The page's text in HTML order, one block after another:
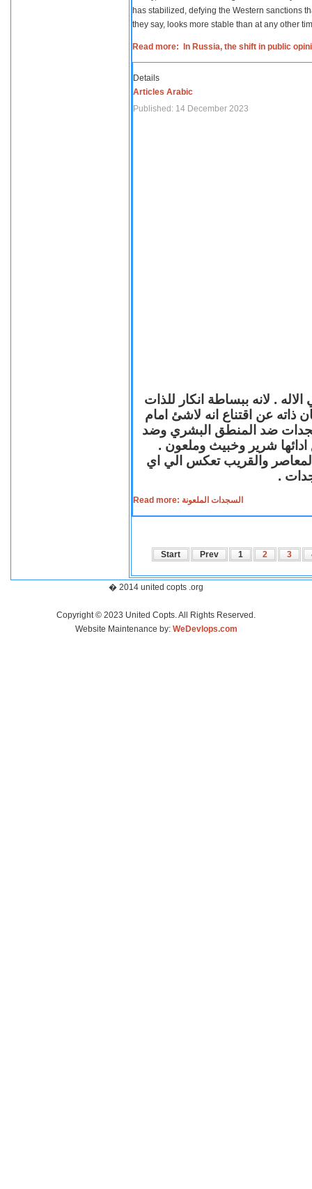
has stabilized, defying the Western sanctions
they say, looks more stable than at any other
Read more: In Russia, the shift in public
Details
Articles Arabic
Published: 14 December 2023
. لانه ببساطة انكار للذات
ذاته عن اقتناع انه لاشئ امام
ضد المنطق البشري وضد
ادائها شرير وخبيث وملعون .
المعاصر والقريب تعكس الي اي
.
Read more: السجدات الملعونة
Start Prev 1 2 3
� 2014 united copts .org
Copyright © 2023 United Copts. All Rights Reserved.
Website Maintenance by: WeDevlops.com